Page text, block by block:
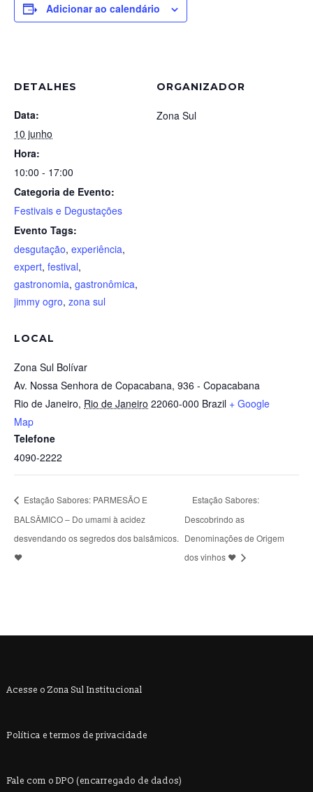
Adicionar ao calendário
DETALHES
Data:
10 junho
Hora:
10:00 - 17:00
Categoria de Evento:
Festivais e Degustações
Evento Tags:
desgutação, experiência,
expert, festival,
gastronomia, gastronômica,
jimmy ogro, zona sul
LOCAL
Zona Sul Bolívar
Av. Nossa Senhora de Copacabana, 936 - Copacabana
Rio de Janeiro, Rio de Janeiro 22060-000 Brazil + Google
Map
Telefone
4090-2222
ORGANIZADOR
Zona Sul
Estação Sabores: PARMESÃO E
BALSÂMICO – Do umami à acidez
desvendando os segredos dos balsâmicos.
❤️
Estação Sabores:
Descobrindo as
Denominações de Origem
dos vinhos ❤️
Acesse o Zona Sul Institucional
Política e termos de privacidade
Fale com o DPO (encarregado de dados)